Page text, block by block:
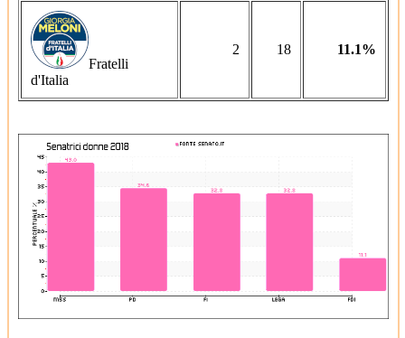
Fratelli
d'Italia
2 18 11.1%